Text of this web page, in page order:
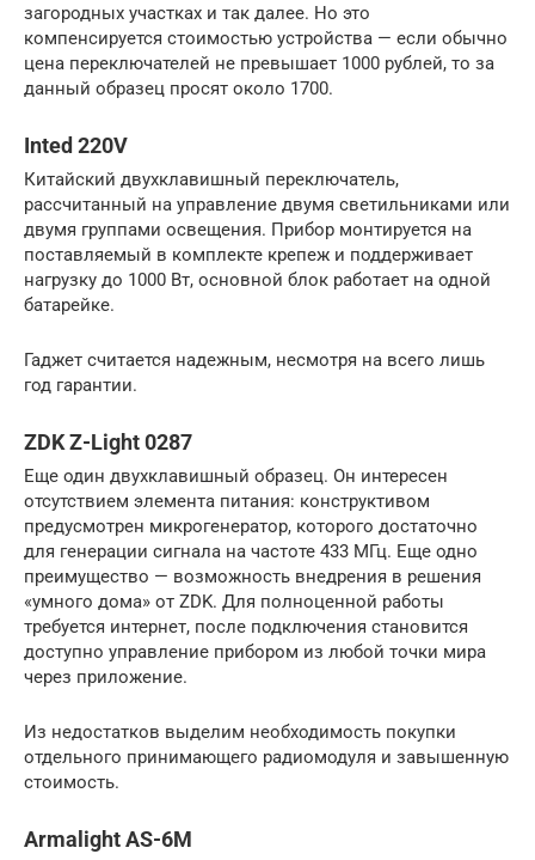
загородных участках и так далее. Но это
компенсируется стоимостью устройства — если обычно
цена переключателей не превышает 1000 рублей, то за
данный образец просят около 1700.
Inted 220V
Китайский двухклавишный переключатель,
рассчитанный на управление двумя светильниками или
двумя группами освещения. Прибор монтируется на
поставляемый в комплекте крепеж и поддерживает
нагрузку до 1000 Вт, основной блок работает на одной
батарейке.
Гаджет считается надежным, несмотря на всего лишь
год гарантии.
ZDK Z-Light 0287
Еще один двухклавишный образец. Он интересен
отсутствием элемента питания: конструктивом
предусмотрен микрогенератор, которого достаточно
для генерации сигнала на частоте 433 МГц. Еще одно
преимущество — возможность внедрения в решения
«умного дома» от ZDK. Для полноценной работы
требуется интернет, после подключения становится
доступно управление прибором из любой точки мира
через приложение.
Из недостатков выделим необходимость покупки
отдельного принимающего радиомодуля и завышенную
стоимость.
Armalight AS-6M